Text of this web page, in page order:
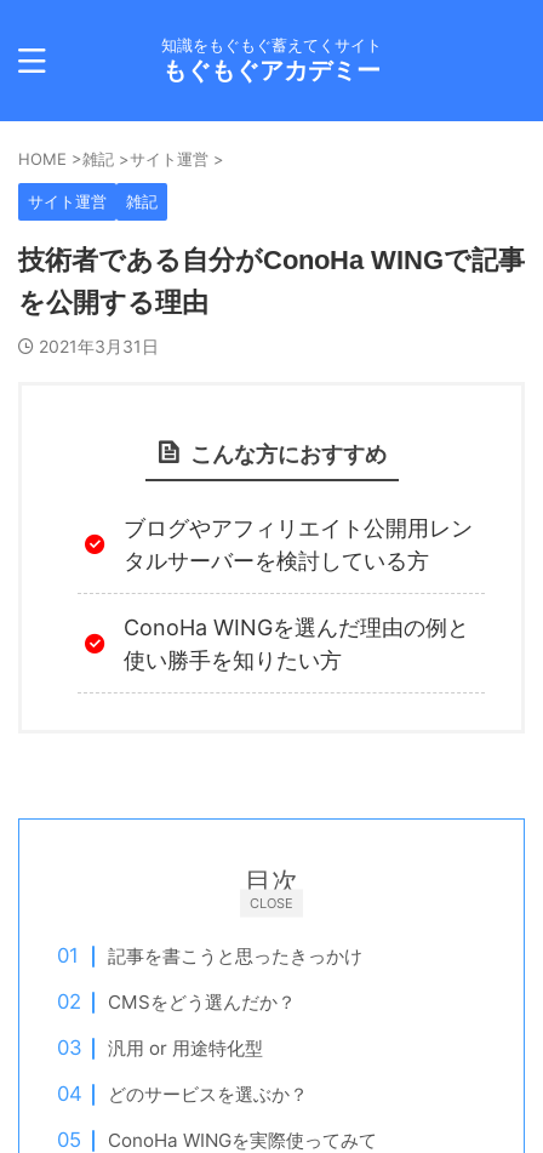
知識をもぐもぐ蓄えてくサイト
もぐもぐアカデミー
HOME >雑記 >サイト運営 >
サイト運営 雑記
技術者である自分がConoHa WINGで記事
を公開する理由
2021年3月31日
こんな方におすすめ
ブログやアフィリエイト公開用レン
タルサーバーを検討している方
ConoHa WINGを選んだ理由の例と
使い勝手を知りたい方
CLOSE
目次
記事を書こうと思ったきっかけ
CMSをどう選んだか？
汎用 or 用途特化型
どのサービスを選ぶか？
ConoHa WINGを実際使ってみて